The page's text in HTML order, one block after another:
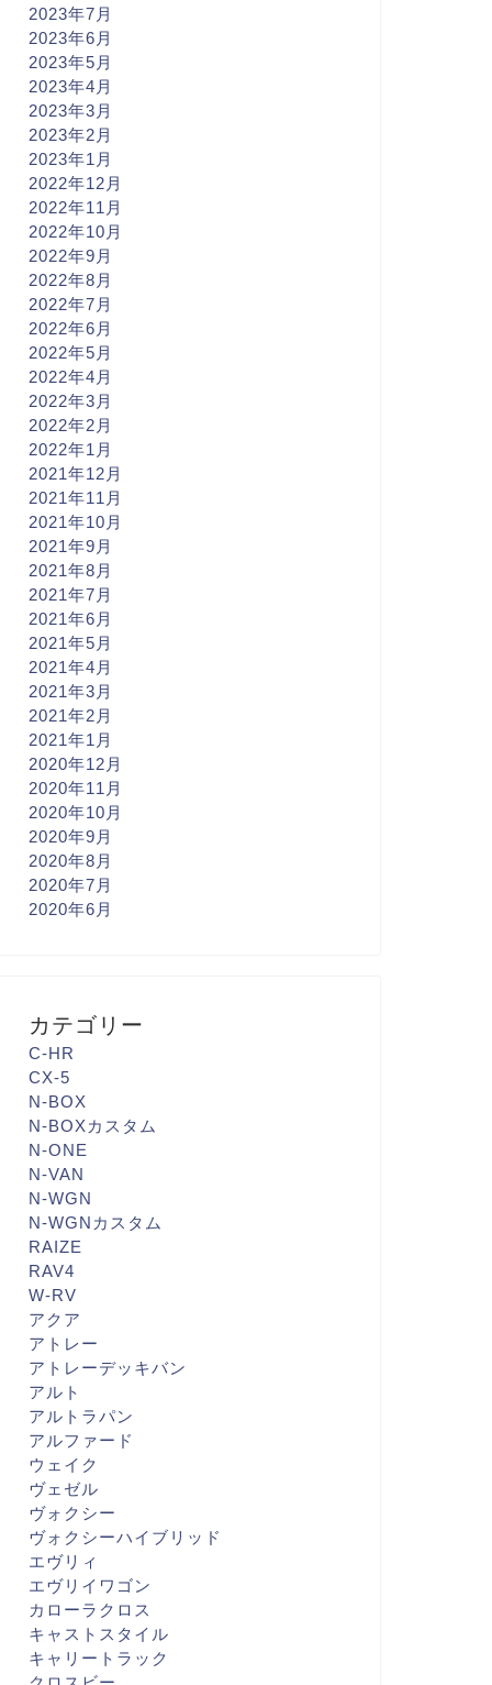
2023年7月
2023年6月
2023年5月
2023年4月
2023年3月
2023年2月
2023年1月
2022年12月
2022年11月
2022年10月
2022年9月
2022年8月
2022年7月
2022年6月
2022年5月
2022年4月
2022年3月
2022年2月
2022年1月
2021年12月
2021年11月
2021年10月
2021年9月
2021年8月
2021年7月
2021年6月
2021年5月
2021年4月
2021年3月
2021年2月
2021年1月
2020年12月
2020年11月
2020年10月
2020年9月
2020年8月
2020年7月
2020年6月
カテゴリー
C-HR
CX-5
N-BOX
N-BOXカスタム
N-ONE
N-VAN
N-WGN
N-WGNカスタム
RAIZE
RAV4
W-RV
アクア
アトレー
アトレーデッキバン
アルト
アルトラパン
アルファード
ウェイク
ヴェゼル
ヴォクシー
ヴォクシーハイブリッド
エヴリィ
エヴリイワゴン
カローラクロス
キャストスタイル
キャリートラック